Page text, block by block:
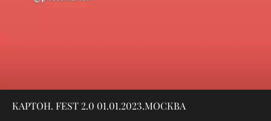
КАРТОН. FEST 2.0 01.01.2023.МОСКВА